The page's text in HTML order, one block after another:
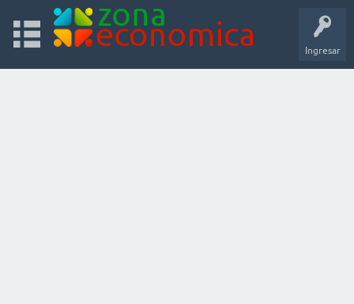
Ingresar